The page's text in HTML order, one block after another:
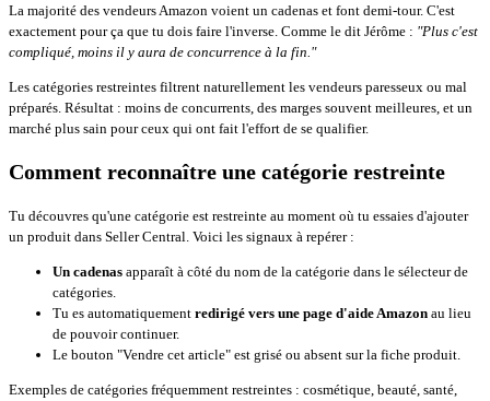
La majorité des vendeurs Amazon voient un cadenas et font demi-tour. C'est
exactement pour ça que tu dois faire l'inverse. Comme le dit Jérôme : "Plus c'est
compliqué, moins il y aura de concurrence à la fin."
Les catégories restreintes filtrent naturellement les vendeurs paresseux ou mal
préparés. Résultat : moins de concurrents, des marges souvent meilleures, et un
marché plus sain pour ceux qui ont fait l'effort de se qualifier.
Comment reconnaître une catégorie restreinte
Tu découvres qu'une catégorie est restreinte au moment où tu essaies d'ajouter
un produit dans Seller Central. Voici les signaux à repérer :
Un cadenas apparaît à côté du nom de la catégorie dans le sélecteur de
catégories.
Tu es automatiquement redirigé vers une page d'aide Amazon au lieu
de pouvoir continuer.
Le bouton "Vendre cet article" est grisé ou absent sur la fiche produit.
Exemples de catégories fréquemment restreintes : cosmétique, beauté, santé,